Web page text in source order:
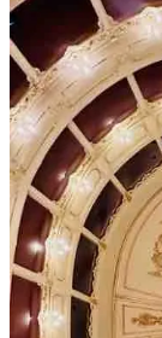
SANDRA
Dec 15, 2025
Merci pour ces
déjeuner et y
Bonnes fêtes de fin
Répondre